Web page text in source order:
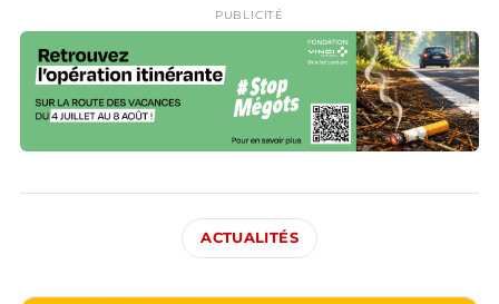
PUBLICITÉ
ACTUALITÉS